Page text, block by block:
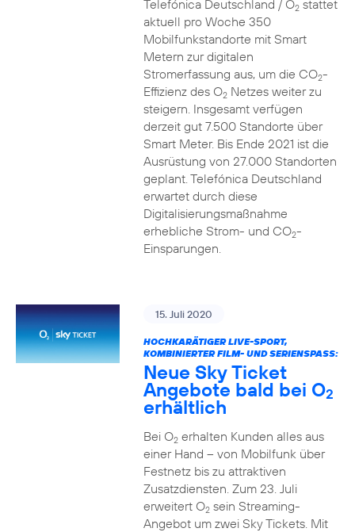
Telefónica Deutschland / O2stattet
aktuell pro Woche 350
Mobilfunkstandorte mit Smart
Metern zur digitalen
Stromerfassung aus, um die CO2-
Effizienz des O2Netzes weiter zu
steigern. Insgesamt verfügen
derzeit gut 7.500 Standorte über
Smart Meter. Bis Ende 2021 ist die
Ausrüstung von 27.000 Standorten
geplant. Telefónica Deutschland
erwartet durch diese
Digitalisierungsmaßnahme
erhebliche Strom- und CO2-
Einsparungen.
15. Juli 2020
HOCHKARÄTIGER LIVE-SPORT,
KOMBINIERTER FILM- UND SERIENSPASS:
Neue Sky Ticket
Angebote bald bei O2
erhältlich
Bei O2erhalten Kunden alles aus
einer Hand – von Mobilfunk über
Festnetz bis zu attraktiven
Zusatzdiensten. Zum 23. Juli
erweitert O2sein Streaming-
Angebot um zwei Sky Tickets. Mit